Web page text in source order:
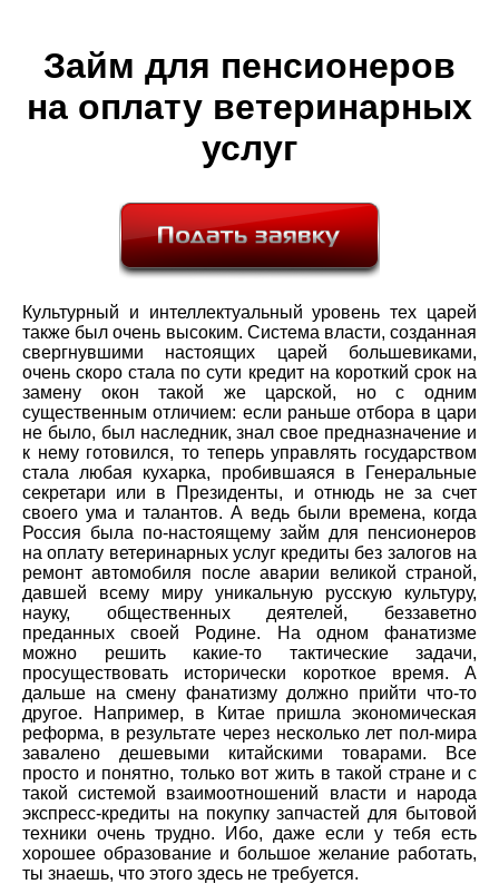
Займ для пенсионеров
на оплату ветеринарных
услуг
Культурный и интеллектуальный уровень тех царей
также был очень высоким. Система власти, созданная
свергнувшими настоящих царей большевиками,
очень скоро стала по сути кредит на короткий срок на
замену окон такой же царской, но с одним
существенным отличием: если раньше отбора в цари
не было, был наследник, знал свое предназначение и
к нему готовился, то теперь управлять государством
стала любая кухарка, пробившаяся в Генеральные
секретари или в Президенты, и отнюдь не за счет
своего ума и талантов. А ведь были времена, когда
Россия была по-настоящему займ для пенсионеров
на оплату ветеринарных услуг кредиты без залогов на
ремонт автомобиля после аварии великой страной,
давшей всему миру уникальную русскую культуру,
науку, общественных деятелей, беззаветно
преданных своей Родине. На одном фанатизме
можно решить какие-то тактические задачи,
просуществовать исторически короткое время. А
дальше на смену фанатизму должно прийти что-то
другое. Например, в Китае пришла экономическая
реформа, в результате через несколько лет пол-мира
завалено дешевыми китайскими товарами. Все
просто и понятно, только вот жить в такой стране и с
такой системой взаимоотношений власти и народа
экспресс-кредиты на покупку запчастей для бытовой
техники очень трудно. Ибо, даже если у тебя есть
хорошее образование и большое желание работать,
ты знаешь, что этого здесь не требуется.